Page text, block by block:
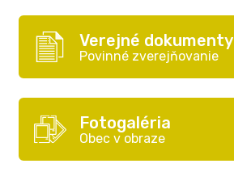
Verejné dokumenty
Povinné zverejňovanie
Fotogaléria
Obec v obraze